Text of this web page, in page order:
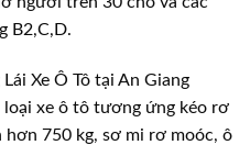
B2,C,D.
Xe Ô Tô tại An Giang
loại xe ô tô tương ứng kéo rơ
750 kg, sơ mi rơ moóc, ô